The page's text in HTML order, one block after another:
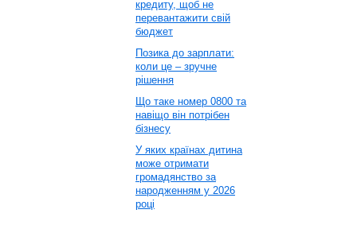
кредиту, щоб не
перевантажити свій
бюджет
Позика до зарплати:
коли це – зручне
рішення
Що таке номер 0800 та
навіщо він потрібен
бізнесу
У яких країнах дитина
може отримати
громадянство за
народженням у 2026
році